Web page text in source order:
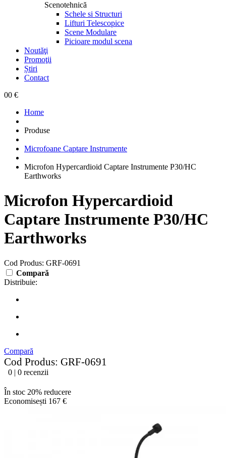
Scenotehnică
Schele si Structuri
Lifturi Telescopice
Scene Modulare
Picioare modul scena
Noutăţi
Promoţii
Știri
Contact
00 €
Home
Produse
Microfoane Captare Instrumente
Microfon Hypercardioid Captare Instrumente P30/HC
Earthworks
Microfon Hypercardioid
Captare Instrumente P30/HC
Earthworks
Cod Produs: GRF-0691
Compară
Distribuie:
Compară
Cod Produs: GRF-0691
0 | 0 recenzii
În stoc 20% reducere
Economisești 167 €